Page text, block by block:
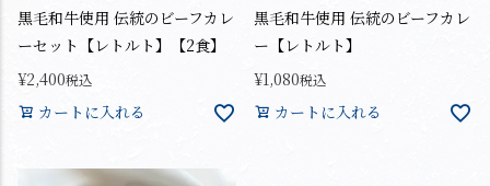
黒毛和牛使用 伝統のビーフカレ
ーセット【レトルト】【2食】
¥2,400税込
カートに入れる
黒毛和牛使用 伝統のビーフカレ
ー【レトルト】
¥1,080税込
カートに入れる